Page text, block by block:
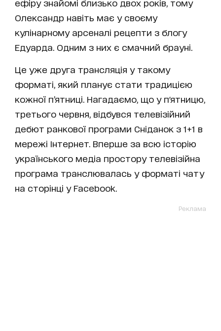
ефіру знайомі близько двох років, тому
Олександр навіть має у своєму
кулінарному арсеналі рецепти з блогу
Едуарда. Одним з них є смачний брауні.
Це уже друга трансляція у такому
форматі, який планує стати традицією
кожної п’ятниці. Нагадаємо, що у п'ятницю,
третього червня, відбувся телевізійний
дебют ранкової програми Сніданок з 1+1 в
мережі Інтернет. Вперше за всю історію
українського медіа простору телевізійна
програма транслювалась у форматі чату
на сторінці у Facebook.
Реклама